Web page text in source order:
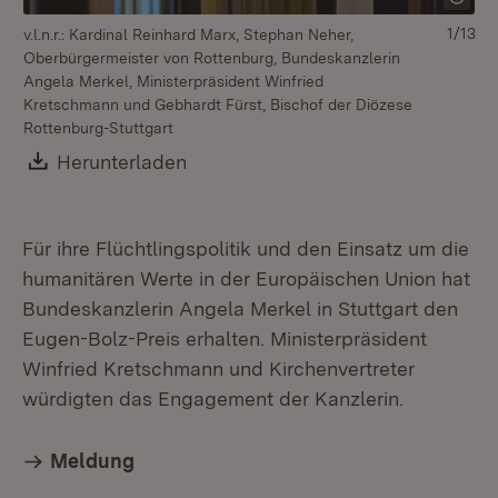
v.l.n.r.: Kardinal Reinhard Marx, Stephan Neher,
Oberbürgermeister von Rottenburg, Bundeskanzlerin
Angela Merkel, Ministerpräsident Winfried
Kretschmann und Gebhardt Fürst, Bischof der Diözese
Rottenburg-Stuttgart
Download:
Herunterladen
1/13
Für ihre Flüchtlingspolitik und den Einsatz um die
humanitären Werte in der Europäischen Union hat
Bundeskanzlerin Angela Merkel in Stuttgart den
Eugen-Bolz-Preis erhalten. Ministerpräsident
Winfried Kretschmann und Kirchenvertreter
würdigten das Engagement der Kanzlerin.
Meldung